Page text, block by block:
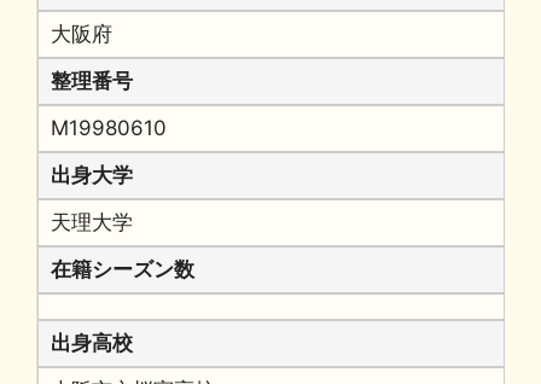
大阪府
整理番号
M19980610
出身大学
天理大学
在籍シーズン数
出身高校